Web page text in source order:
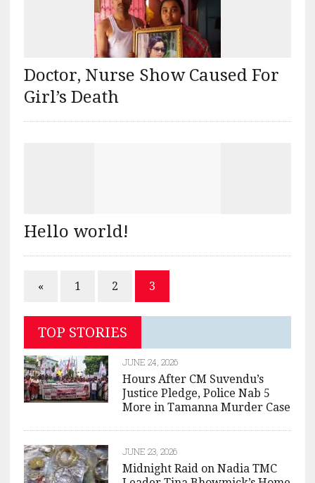
Doctor, Nurse Show Caused For
Girl’s Death
Hello world!
« 1 2 3
TOP STORIES
JUNE 24, 2026
Hours After CM Suvendu’s
Justice Pledge, Police Nab 5
More in Tamanna Murder Case
JUNE 23, 2026
Midnight Raid on Nadia TMC